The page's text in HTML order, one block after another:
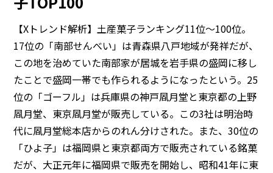
【Xトレンド解析】土産菓子ランキング11位～100位。
17位の「南部せんべい」は青森県八戸地域が発祥だが、
この地を治めていた南部家が居城を岩手県の盛岡に移し
たことで盛岡一帯でも作られるようになったという。25
位の「ゴーフル」は兵庫県の神戸凮月堂と東京都の上野
凮月堂、東京凮月堂が販売している。この3社は明治時
代に凮月堂総本店からのれん分けされた。また、30位の
「ひよ子」は福岡県と東京都両方で販売されている銘菓
だが、大正元年に福岡県で販売を開始し、昭和41年に東